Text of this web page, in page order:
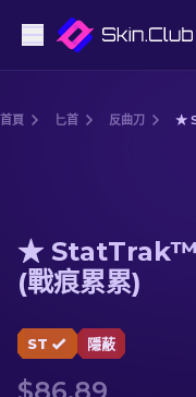
狙擊步槍
手套
首頁 匕首 反曲刀 ★
★ StatTrak™
(戰痕累累)
ST 隱蔽